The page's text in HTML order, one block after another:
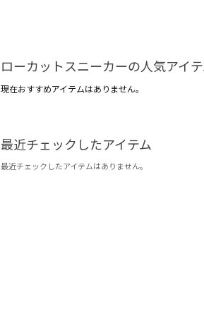
ローカットスニーカーの人気アイ
現在おすすめアイテムはありません。
最近チェックしたアイテム
最近チェックしたアイテムはありません。